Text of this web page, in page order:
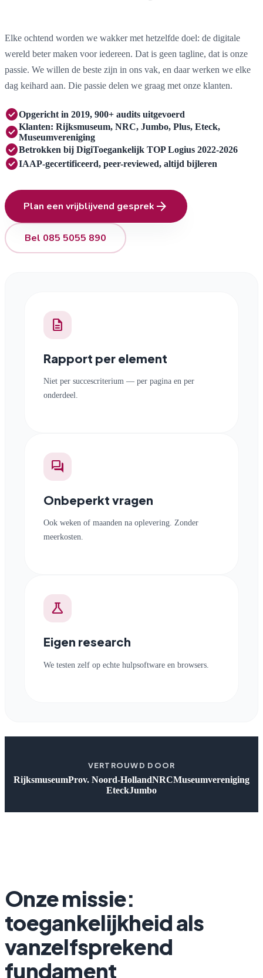
Elke ochtend worden we wakker met hetzelfde doel: de digitale
wereld beter maken voor iedereen. Dat is geen tagline, dat is onze
passie. We willen de beste zijn in ons vak, en daar werken we elke
dag keihard aan. Die passie delen we graag met onze klanten.
check_circleOpgericht in 2019, 900+ audits uitgevoerd
check_circleKlanten: Rijksmuseum, NRC, Jumbo, Plus, Eteck,
Museumvereniging
check_circleBetrokken bij DigiToegankelijk TOP Logius 2022-2026
check_circleIAAP-gecertificeerd, peer-reviewed, altijd bijleren
Plan een vrijblijvend gesprek arrow_forward
Bel 085 5055 890
description
Rapport per element
Niet per succescriterium — per pagina en per
onderdeel.
forum
Onbeperkt vragen
Ook weken of maanden na oplevering. Zonder
meerkosten.
science
Eigen research
We testen zelf op echte hulpsoftware en browsers.
VERTROUWD DOOR
RijksmuseumProv. Noord-HollandNRCMuseumvereniging
EteckJumbo
Onze missie:
toegankelijkheid als
vanzelfsprekend
fundament